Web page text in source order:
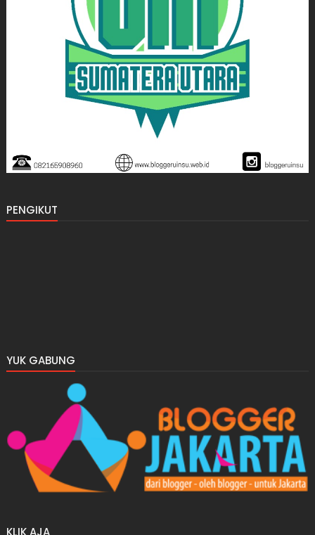
PENGIKUT
YUK GABUNG
KLIK AJA